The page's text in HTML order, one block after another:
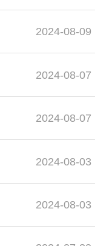
2024-08-09
2024-08-07
2024-08-07
2024-08-03
2024-08-03